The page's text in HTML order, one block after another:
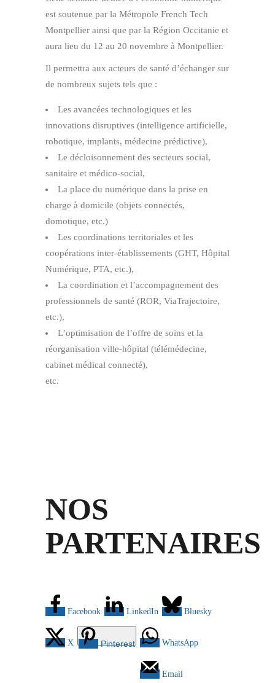
est soutenue par la Métropole French Tech
Montpellier ainsi que par la Région Occitanie et
aura lieu du 12 au 20 novembre à Montpellier.
Il permettra aux acteurs de santé d’échanger sur
de nombreux sujets tels que :
Les avancées technologiques et les
innovations disruptives (intelligence artificielle,
robotique, implants, médecine prédictive),
Le décloisonnement des secteurs social,
sanitaire et médico-social,
La place du numérique dans la prise en
charge à domicile (objets connectés,
domotique, etc.)
Les coordinations territoriales et les
coopérations inter-établissements (GHT, Hôpital
Numérique, PTA, etc.),
La coordination et l’accompagnement des
professionnels de santé (ROR, ViaTrajectoire,
etc.),
L’optimisation de l’offre de soins et la
réorganisation ville-hôpital (télémédecine,
cabinet médical connecté),
etc.
NOS
PARTENAIRES
Facebook LinkedIn Bluesky
X Pinterest WhatsApp
Email